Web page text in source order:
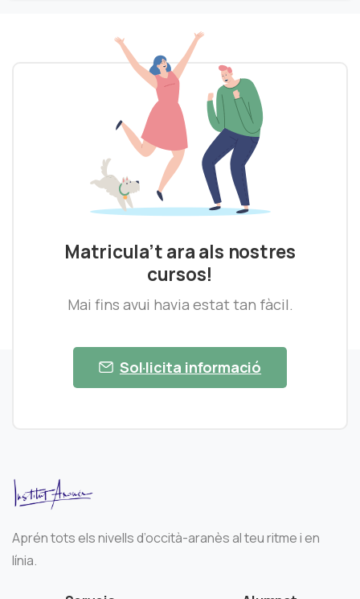
Matricula’t ara als nostres
cursos!
Mai fins avui havia estat tan fàcil.
Sol·licita informació
Aprén tots els nivells d’occità-aranès al teu ritme i en
línia.